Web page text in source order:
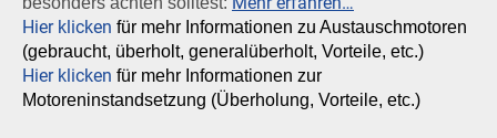
Hier klicken für mehr Informationen zu Austauschmotoren
(gebraucht, überholt, generalüberholt, Vorteile, etc.)
Hier klicken für mehr Informationen zur
Motoreninstandsetzung (Überholung, Vorteile, etc.)